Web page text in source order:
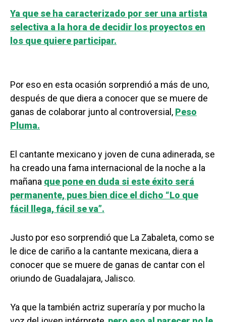
Ya que se ha caracterizado por ser una artista
selectiva a la hora de decidir los proyectos en
los que quiere participar.
Por eso en esta ocasión sorprendió a más de uno,
después de que diera a conocer que se muere de
ganas de colaborar junto al controversial, Peso
Pluma.
El cantante mexicano y joven de cuna adinerada, se
ha creado una fama internacional de la noche a la
mañana que pone en duda si este éxito será
permanente, pues bien dice el dicho “Lo que
fácil llega, fácil se va”.
Justo por eso sorprendió que La Zabaleta, como se
le dice de cariño a la cantante mexicana, diera a
conocer que se muere de ganas de cantar con el
oriundo de Guadalajara, Jalisco.
Ya que la también actriz superaría y por mucho la